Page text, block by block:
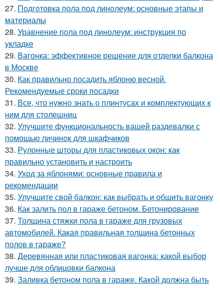
27. Подготовка пола под линолеум: основные этапы и
материалы
28. Уравнение пола под линолеум: инструкция по
укладке
29. Вагонка: эффективное решение для отделки балкона
в Москве
30. Как правильно посадить яблоню весной.
Рекомендуемые сроки посадки
31. Все, что нужно знать о плинтусах и комплектующих к
ним для столешниц
32. Улучшите функциональность вашей раздевалки с
помощью личинок для шкафчиков
33. Рулонные шторы для пластиковых окон: как
правильно установить и настроить
34. Уход за яблонями: основные правила и
рекомендации
35. Улучшите свой балкон: как выбрать и обшить вагонку
36. Как залить пол в гараже бетоном. Бетонирование
37. Толщина стяжки пола в гараже для грузовых
автомобилей. Какая правильная толщина бетонных
полов в гараже?
38. Деревянная или пластиковая вагонка: какой выбор
лучше для облицовки балкона
39. Заливка бетоном пола в гараже. Какой должна быть